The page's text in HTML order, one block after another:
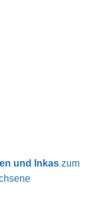
und Inkas zum